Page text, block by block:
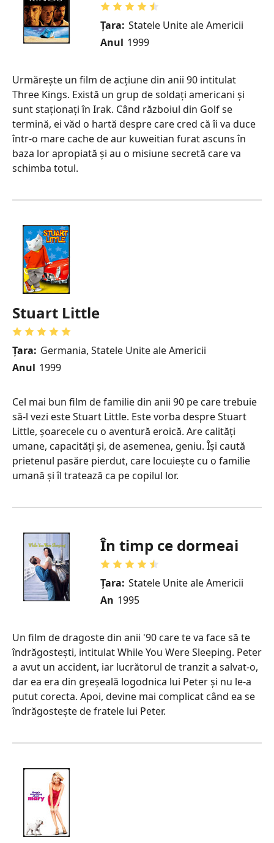
Țara: Statele Unite ale Americii
Anul 1999
Urmărește un film de acțiune din anii 90 intitulat
Three Kings. Există un grup de soldați americani și
sunt staționați în Irak. Când războiul din Golf se
termină, ei văd o hartă despre care cred că îi va duce
într-o mare cache de aur kuweitian furat ascuns în
baza lor apropiată și au o misiune secretă care va
schimba totul.
Stuart Little
Țara: Germania, Statele Unite ale Americii
Anul 1999
Cel mai bun film de familie din anii 90 pe care trebuie
să-l vezi este Stuart Little. Este vorba despre Stuart
Little, șoarecele cu o aventură eroică. Are calități
umane, capacități și, de asemenea, geniu. Își caută
prietenul pasăre pierdut, care locuiește cu o familie
umană și îl tratează ca pe copilul lor.
În timp ce dormeai
Țara: Statele Unite ale Americii
An 1995
Un film de dragoste din anii '90 care te va face să te
îndrăgostești, intitulat While You Were Sleeping. Peter
a avut un accident, iar lucrătorul de tranzit a salvat-o,
dar ea era din greșeală logodnica lui Peter și nu le-a
putut corecta. Apoi, devine mai complicat când ea se
îndrăgostește de fratele lui Peter.